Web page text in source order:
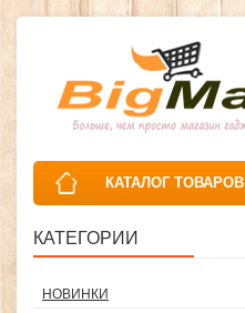
КАТАЛОГ ТОВАРОВ
КАТЕГОРИИ
НОВИНКИ